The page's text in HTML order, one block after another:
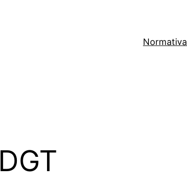
Normativa
DGT